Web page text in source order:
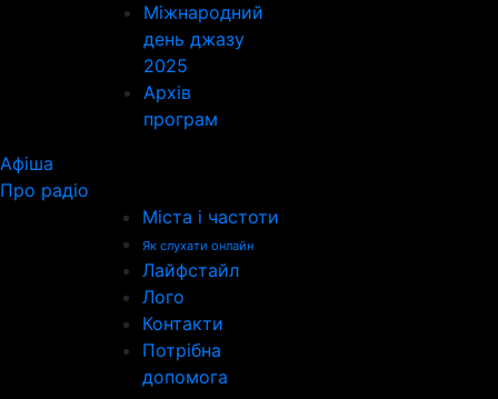
Міжнародний
день джазу
2025
Архів
програм
Афіша
Про радіо
Міста і частоти
Як слухати онлайн
Лайфстайл
Лого
Контакти
Потрібна
допомога